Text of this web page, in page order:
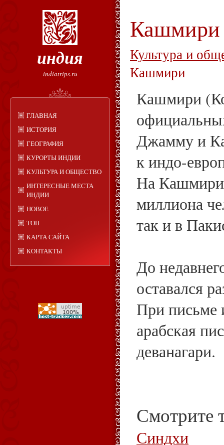
индия
indiatrips.ru
ГЛАВНАЯ
ИСТОРИЯ
ГЕОГРАФИЯ
КУРОРТЫ ИНДИИ
КУЛЬТУРА И ОБЩЕСТВО
ИНТЕРЕСНЫЕ МЕСТА
ИНДИИ
НОВОЕ
ТОП
КАРТА САЙТА
КОНТАКТЫ
Кашмири
Культура и
Кашмири
Кашмири
Джамму и
к индо-
На Кашмири
миллиона
так и в
До
оставался
При письме
арабская
деванагари.
Смотрите
Синдхи